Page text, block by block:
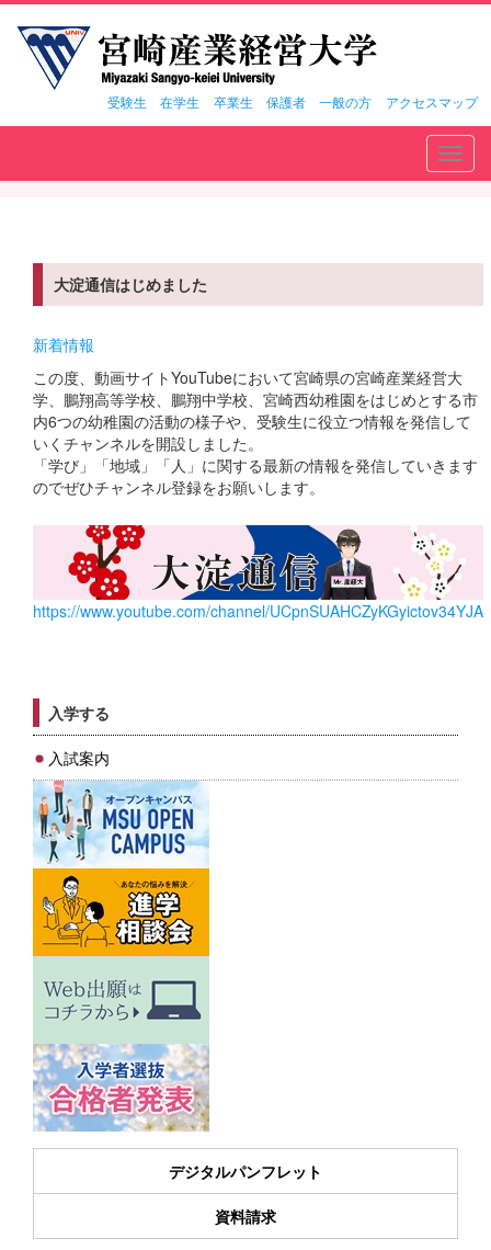
受験生 在学生 卒業生 保護者 一般の方 アクセスマップ
入学する
入試案内
デジタルパンフレット
資料請求
大淀通信はじめました
新着情報
この度、動画サイトYouTubeにおいて宮崎県の宮崎産業経営大
学、鵬翔高等学校、鵬翔中学校、宮崎西幼稚園をはじめとする市
内6つの幼稚園の活動の様子や、受験生に役立つ情報を発信して
いくチャンネルを開設しました。
「学び」「地域」「人」に関する最新の情報を発信していきます
のでぜひチャンネル登録をお願いします。
https://www.youtube.com/channel/UCpnSUAHCZyKGyictov34YJA